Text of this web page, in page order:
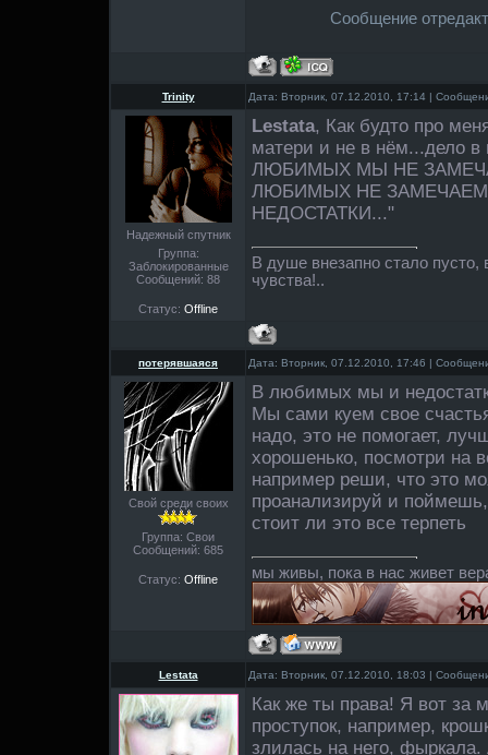
Сообщение
Trinity Дата: Вторник, 07.12.2010, 17:14 |
Надежный спутник
Группа:
Заблокированные
Сообщений: 88
Статус: Offline
Lestata, Как будто про
матери и не в нём...дело
ЛЮБИМЫХ МЫ НЕ
ЛЮБИМЫХ НЕ
НЕДОСТАТКИ..."
В душе внезапно стало пусто,
чувства!..
потерявшаяся Дата: Вторник, 07.12.2010, 17:46 |
Свой среди своих
Группа: Свои
Сообщений: 685
Статус: Offline
В любимых мы и
Мы сами куем свое
надо, это не помогает,
хорошенько, посмотри на
например реши, что это
проанализируй и
стоит ли это все терпеть
мы живы, пока в нас живет
Lestata Дата: Вторник, 07.12.2010, 18:03 |
Как же ты права! Я вот за
проступок, например,
злилась на него,